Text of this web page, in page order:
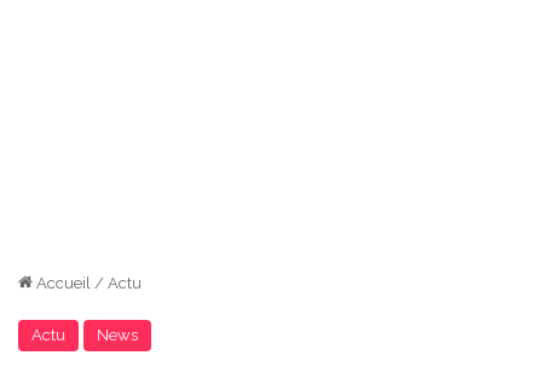
Accueil / Actu
Actu News